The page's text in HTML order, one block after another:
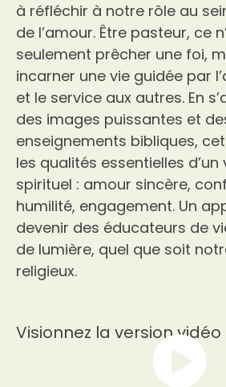
à réfléchir à notre rôle au
de l’amour. Être pasteur, ce
seulement prêcher une foi,
incarner une vie guidée par
et le service aux autres. En
des images puissantes et
enseignements bibliques,
les qualités essentielles d’un
spirituel : amour sincère,
humilité, engagement. Un
devenir des éducateurs de
de lumière, quel que soit
religieux.
Visionnez la version vidéo